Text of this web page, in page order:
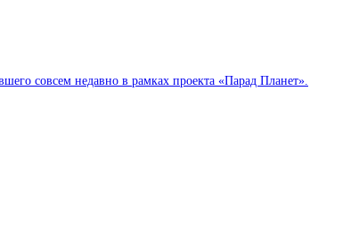
совсем недавно в рамках проекта «Парад Планет».